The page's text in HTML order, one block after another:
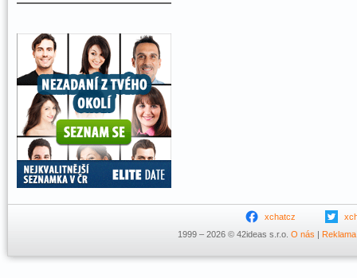
xchatcz
1999 – 2026 © 42ideas s.r.o. O nás | Reklama